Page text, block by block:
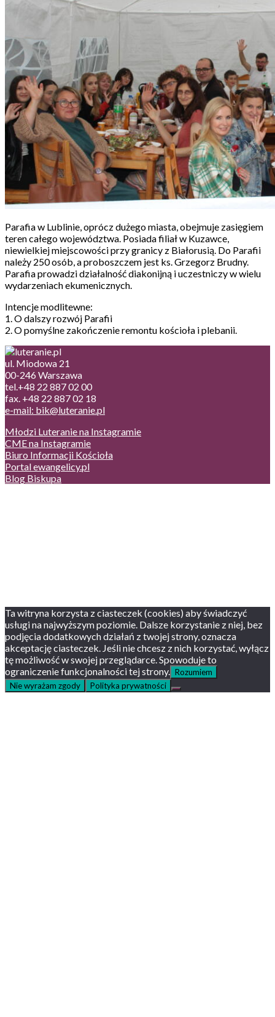
Parafia w Lublinie, oprócz dużego miasta, obejmuje zasięgiem
teren całego województwa. Posiada filiał w Kuzawce,
niewielkiej miejscowości przy granicy z Białorusią. Do Parafii
należy 250 osób, a proboszczem jest ks. Grzegorz Brudny.
Parafia prowadzi działalność diakonijną i uczestniczy w wielu
wydarzeniach ekumenicznych.
Intencje modlitewne:
1. O dalszy rozwój Parafii
2. O pomyślne zakończenie remontu kościoła i plebanii.
ul. Miodowa 21
00-246 Warszawa
tel.+48 22 887 02 00
fax. +48 22 887 02 18
e-mail: bik@luteranie.pl
Młodzi Luteranie na Instagramie
CME na Instagramie
Biuro Informacji Kościoła
Portal ewangelicy.pl
Blog Biskupa
Ta witryna korzysta z ciasteczek (cookies) aby świadczyć
usługi na najwyższym poziomie. Dalsze korzystanie z niej, bez
podjęcia dodatkowych działań z twojej strony, oznacza
akceptację ciasteczek. Jeśli nie chcesz z nich korzystać, wyłącz
tę możliwość w swojej przeglądarce. Spowoduje to
ograniczenie funkcjonalności tej strony. Rozumiem
Nie wyrażam zgody
Polityka prywatności